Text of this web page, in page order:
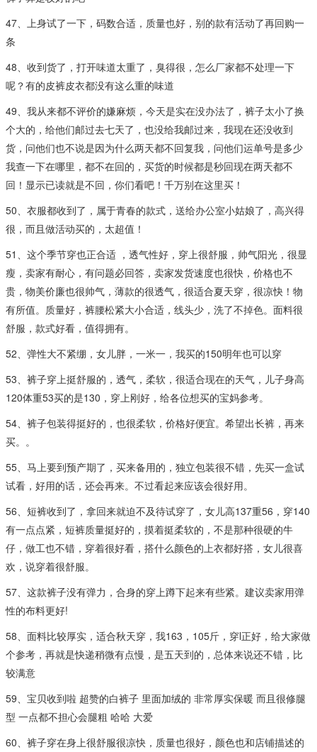
47、上身试了一下，码数合适，质量也好，别的款有活动了再回购一
条
48、收到货了，打开味道太重了，臭得很，怎么厂家都不处理一下
呢？有的皮裤皮衣都没有这么重的味道
49、我从来都不评价的嫌麻烦，今天是实在没办法了，裤子太小了换
个大的，给他们邮过去七天了，也没给我邮过来，我现在还没收到
货，问他们也不说是因为什么两天都不回复我，问他们运单号是多少
我查一下在哪里，都不在回的，买货的时候都是秒回现在两天都不
回！显示已读就是不回，你们看吧！千万别在这里买！
50、衣服都收到了，属于青春的款式，送给办公室小姑娘了，高兴得
很，而且做活动买的，太超值！
51、这个季节穿也正合适 ，透气性好，穿上很舒服，帅气阳光，很显
瘦，卖家有耐心，有问题必回答，卖家发货速度也很快，价格也不
贵，物美价廉也很帅气，薄款的很透气，很适合夏天穿，很凉快！物
有所值。质量好，裤腰松紧大小合适，线头少，洗了不掉色。面料很
舒服，款式好看，值得拥有。
52、弹性大不紧绷，女儿胖，一米一，我买的150明年也可以穿
53、裤子穿上挺舒服的，透气，柔软，很适合现在的天气，儿子身高
120体重53买的是130，穿上刚好，给各位想买的宝妈参考。
54、裤子包装得挺好的，也很柔软，价格好便宜。希望出长裤，再来
买。。
55、马上要到预产期了，买来备用的，独立包装很不错，先买一盒试
试看，好用的话，还会再来。不过看起来应该会很好用。
56、短裤收到了，拿回来就迫不及待试穿了，女儿高137重56，穿140
有一点点紧，短裤质量挺好的，摸着挺柔软的，不是那种很硬的牛
仔，做工也不错，穿着很好看，搭什么颜色的上衣都好搭，女儿很喜
欢，说穿着很舒服。
57、这款裤子没有弹力，合身的穿上蹲下起来有些紧。建议卖家用弹
性的布料更好!
58、面料比较厚实，适合秋天穿，我163，105斤，穿l正好，给大家做
个参考，再就是快递稍微有点慢，是五天到的，总体来说还不错，比
较满意
59、宝贝收到啦 超赞的白裤子 里面加绒的 非常厚实保暖 而且很修腿
型 一点都不担心会腿粗 哈哈 大爱
60、裤子穿在身上很舒服很凉快，质量也很好，颜色也和店铺描述的